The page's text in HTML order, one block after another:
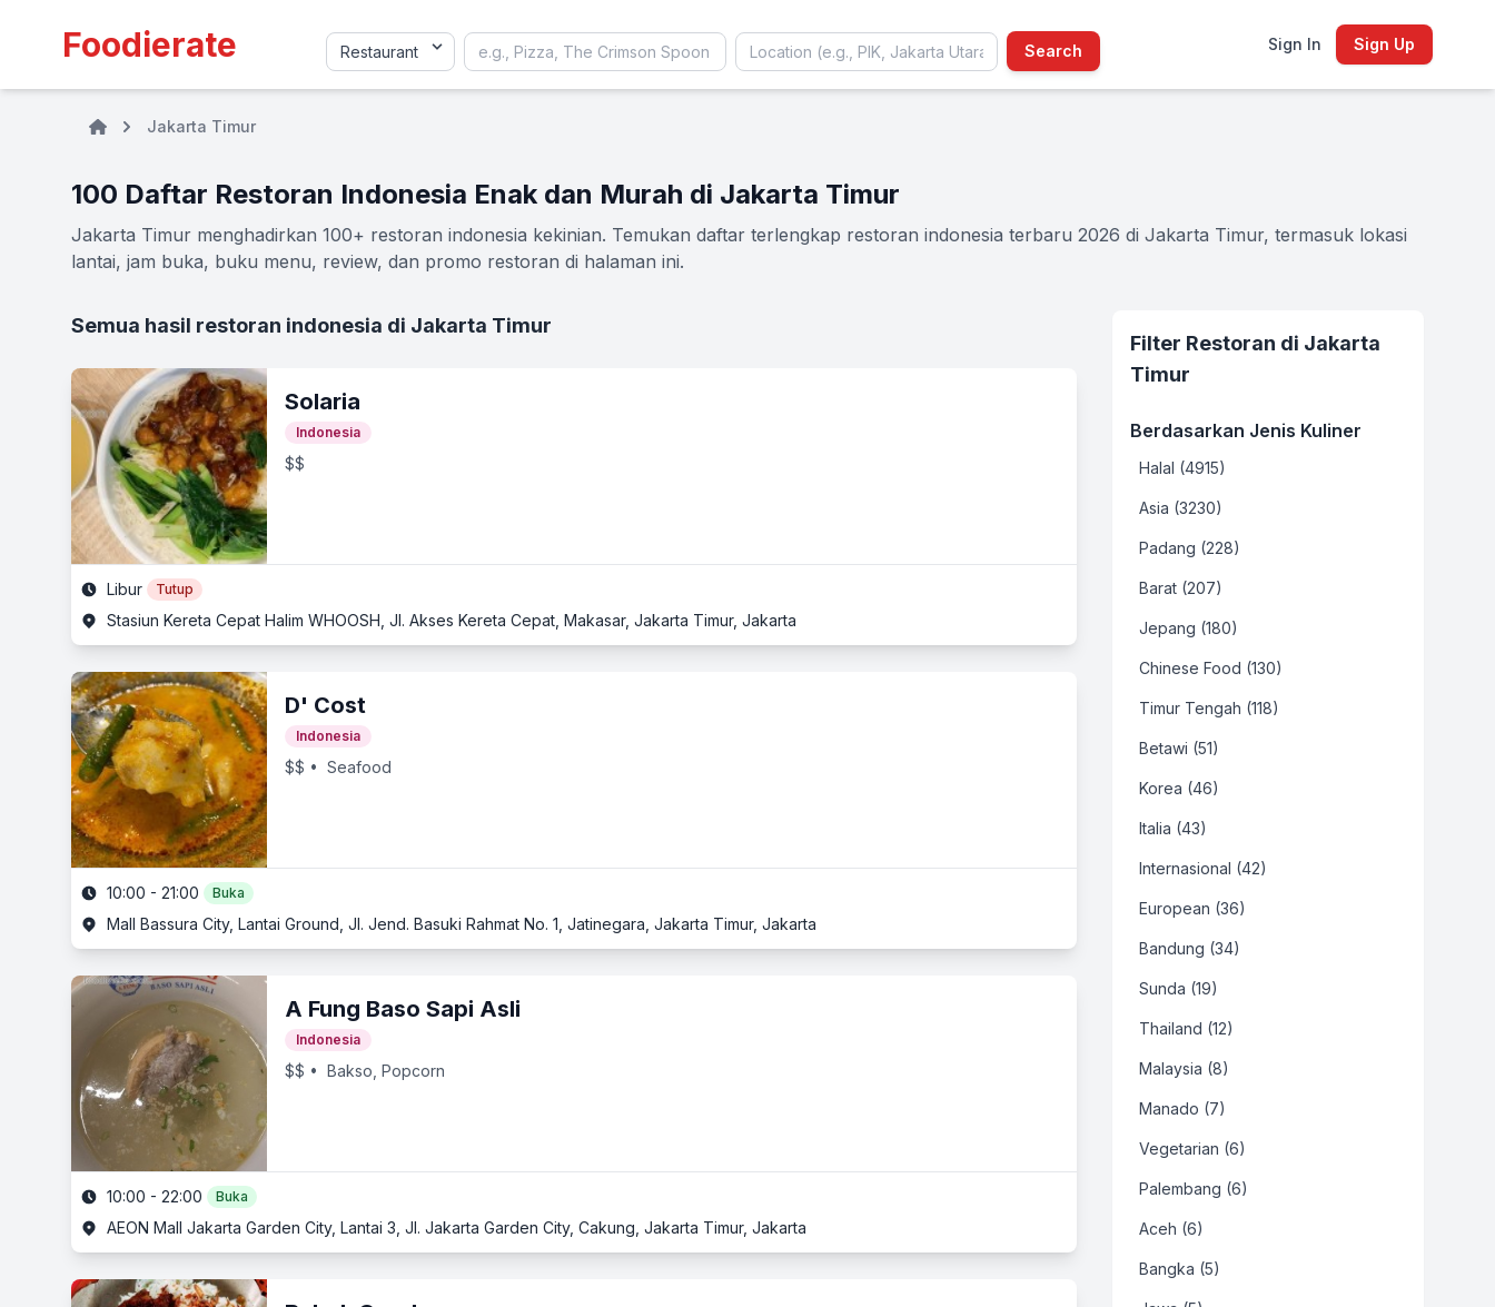
Foodierate Search Sign In Sign Up
Jakarta Timur
100 Daftar Restoran Indonesia Enak dan Murah di Jakarta Timur
Jakarta Timur menghadirkan 100+ restoran indonesia kekinian. Temukan daftar terlengkap restoran indonesia terbaru 2026 di Jakarta Timur, termasuk lokasi
lantai, jam buka, buku menu, review, dan promo restoran di halaman ini.
Semua hasil restoran indonesia di Jakarta Timur
Solaria
Indonesia
$$
Libur Tutup
Stasiun Kereta Cepat Halim WHOOSH, Jl. Akses Kereta Cepat, Makasar, Jakarta Timur, Jakarta
D' Cost
Indonesia
$$ • Seafood
10:00 - 21:00 Buka
Mall Bassura City, Lantai Ground, Jl. Jend. Basuki Rahmat No. 1, Jatinegara, Jakarta Timur, Jakarta
A Fung Baso Sapi Asli
Indonesia
$$ • Bakso, Popcorn
10:00 - 22:00 Buka
AEON Mall Jakarta Garden City, Lantai 3, Jl. Jakarta Garden City, Cakung, Jakarta Timur, Jakarta
Filter Restoran di Jakarta
Timur
Berdasarkan Jenis Kuliner
Halal (4915)
Asia (3230)
Padang (228)
Barat (207)
Jepang (180)
Chinese Food (130)
Timur Tengah (118)
Betawi (51)
Korea (46)
Italia (43)
Internasional (42)
European (36)
Bandung (34)
Sunda (19)
Thailand (12)
Malaysia (8)
Manado (7)
Vegetarian (6)
Palembang (6)
Aceh (6)
Bangka (5)